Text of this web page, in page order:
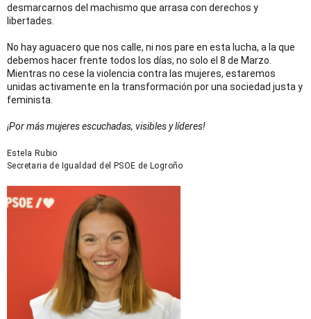
desmarcarnos del machismo que arrasa con derechos y
libertades.
No hay aguacero que nos calle, ni nos pare en esta lucha, a la que
debemos hacer frente todos los días, no solo el 8 de Marzo.
Mientras no cese la violencia contra las mujeres, estaremos
unidas activamente en la transformación por una sociedad justa y
feminista.
¡Por más mujeres escuchadas, visibles y líderes!
Estela Rubio
Secretaria de Igualdad del PSOE de Logroño